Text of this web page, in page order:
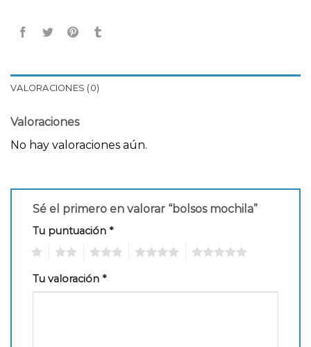
VALORACIONES (0)
Valoraciones
No hay valoraciones aún.
Sé el primero en valorar “bolsos mochila”
Tu puntuación *
Tu valoración *